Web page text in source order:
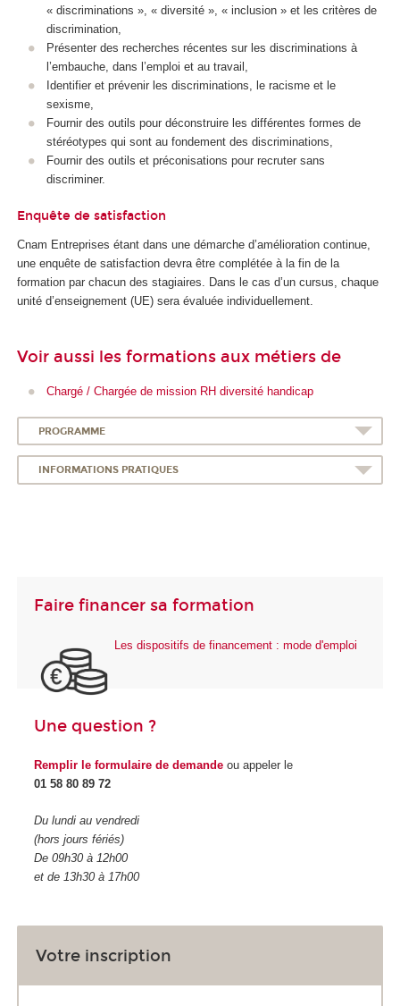
« discriminations », « diversité », « inclusion » et les critères de
discrimination,
Présenter des recherches récentes sur les discriminations à
l’embauche, dans l’emploi et au travail,
Identifier et prévenir les discriminations, le racisme et le
sexisme,
Fournir des outils pour déconstruire les différentes formes de
stéréotypes qui sont au fondement des discriminations,
Fournir des outils et préconisations pour recruter sans
discriminer.
Enquête de satisfaction
Cnam Entreprises étant dans une démarche d’amélioration continue,
une enquête de satisfaction devra être complétée à la fin de la
formation par chacun des stagiaires. Dans le cas d’un cursus, chaque
unité d’enseignement (UE) sera évaluée individuellement.
Voir aussi les formations aux métiers de
Chargé / Chargée de mission RH diversité handicap
PROGRAMME
INFORMATIONS PRATIQUES
Faire financer sa formation
Les dispositifs de financement : mode d'emploi
Une question ?
Remplir le formulaire de demande ou appeler le
01 58 80 89 72
Du lundi au vendredi
(hors jours fériés)
De 09h30 à 12h00
et de 13h30 à 17h00
Votre inscription